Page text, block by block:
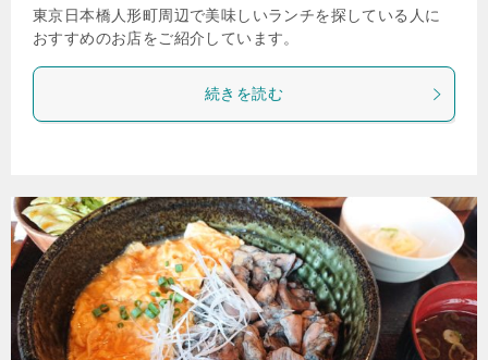
東京日本橋人形町周辺で美味しいランチを探している人に
おすすめのお店をご紹介しています。
続きを読む